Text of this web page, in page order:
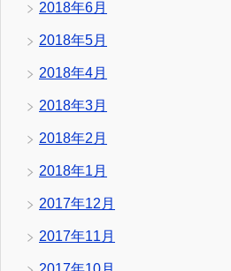
2018年6月
2018年5月
2018年4月
2018年3月
2018年2月
2018年1月
2017年12月
2017年11月